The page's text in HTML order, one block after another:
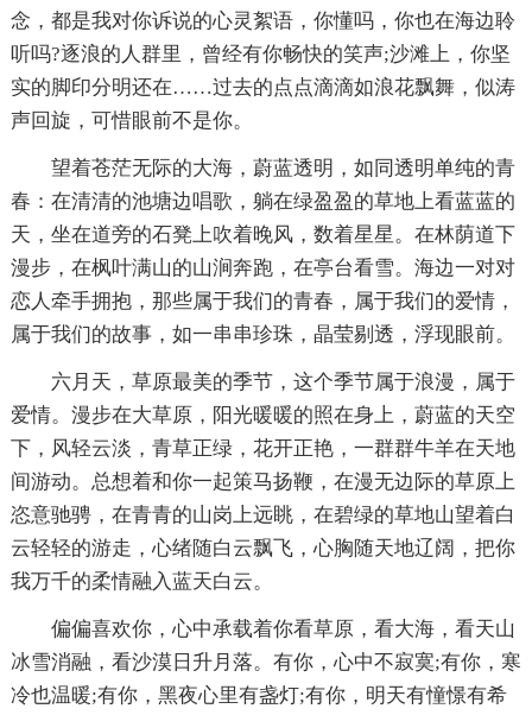
念，都是我对你诉说的心灵絮语，你懂吗，你也在海边聆
听吗?逐浪的人群里，曾经有你畅快的笑声;沙滩上，你坚
实的脚印分明还在……过去的点点滴滴如浪花飘舞，似涛
声回旋，可惜眼前不是你。
望着苍茫无际的大海，蔚蓝透明，如同透明单纯的青
春：在清清的池塘边唱歌，躺在绿盈盈的草地上看蓝蓝的
天，坐在道旁的石凳上吹着晚风，数着星星。在林荫道下
漫步，在枫叶满山的山涧奔跑，在亭台看雪。海边一对对
恋人牵手拥抱，那些属于我们的青春，属于我们的爱情，
属于我们的故事，如一串串珍珠，晶莹剔透，浮现眼前。
六月天，草原最美的季节，这个季节属于浪漫，属于
爱情。漫步在大草原，阳光暖暖的照在身上，蔚蓝的天空
下，风轻云淡，青草正绿，花开正艳，一群群牛羊在天地
间游动。总想着和你一起策马扬鞭，在漫无边际的草原上
恣意驰骋，在青青的山岗上远眺，在碧绿的草地山望着白
云轻轻的游走，心绪随白云飘飞，心胸随天地辽阔，把你
我万千的柔情融入蓝天白云。
偏偏喜欢你，心中承载着你看草原，看大海，看天山
冰雪消融，看沙漠日升月落。有你，心中不寂寞;有你，寒
冷也温暖;有你，黑夜心里有盏灯;有你，明天有憧憬有希